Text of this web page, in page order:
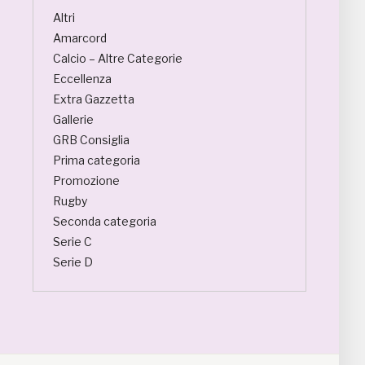
Altri
Amarcord
Calcio – Altre Categorie
Eccellenza
Extra Gazzetta
Gallerie
GRB Consiglia
Prima categoria
Promozione
Rugby
Seconda categoria
Serie C
Serie D